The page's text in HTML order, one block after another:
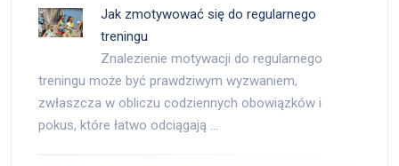
Jak zmotywować się do regularnego
treningu
Znalezienie motywacji do regularnego
treningu może być prawdziwym wyzwaniem,
zwłaszcza w obliczu codziennych obowiązków i
pokus, które łatwo odciągają …